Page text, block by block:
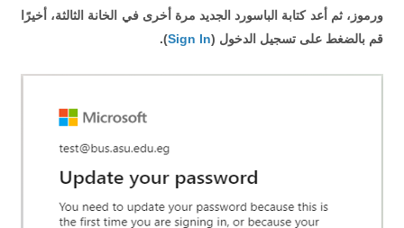
ورموز، ثم أعد كتابة الباسورد الجديد مرة أخرى في الخانة الثالثة، أخيرًا
قم بالضغط على تسجيل الدخول (Sign In
).